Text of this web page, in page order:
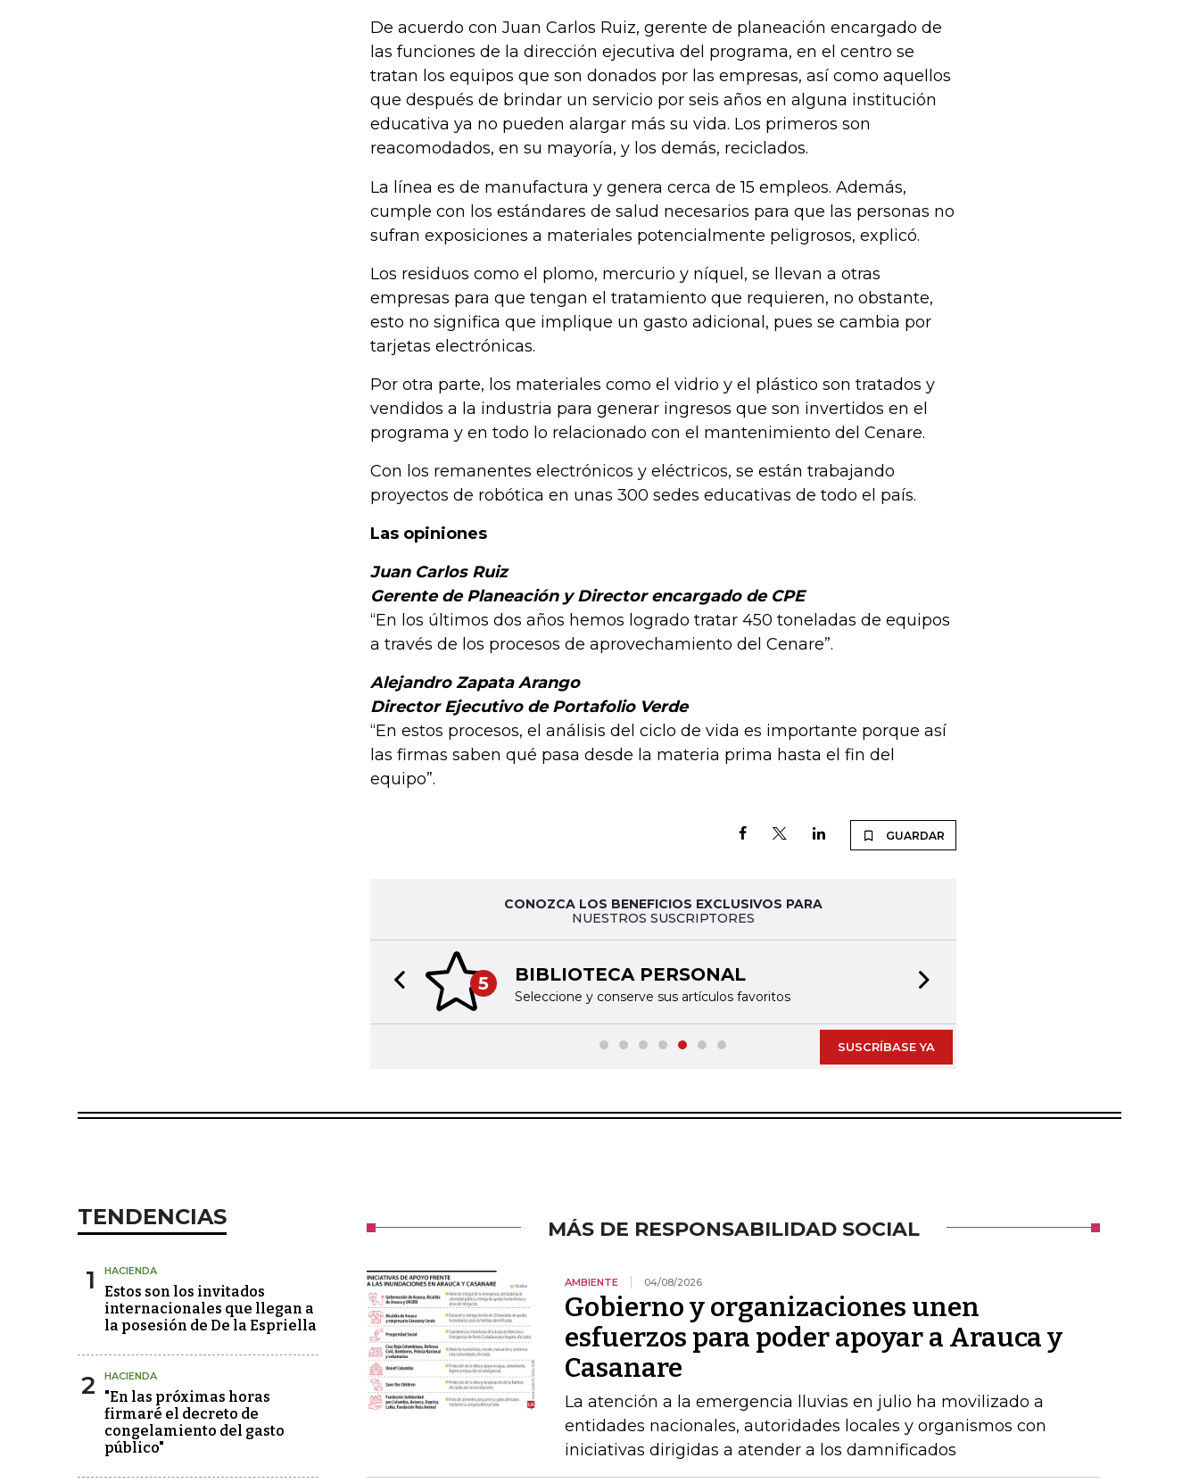
De acuerdo con Juan Carlos Ruiz, gerente de planeación encargado de
las funciones de la dirección ejecutiva del programa, en el centro se
tratan los equipos que son donados por las empresas, así como aquellos
que después de brindar un servicio por seis años en alguna institución
educativa ya no pueden alargar más su vida. Los primeros son
reacomodados, en su mayoría, y los demás, reciclados.
La línea es de manufactura y genera cerca de 15 empleos. Además,
cumple con los estándares de salud necesarios para que las personas no
sufran exposiciones a materiales potencialmente peligrosos, explicó.
Los residuos como el plomo, mercurio y níquel, se llevan a otras
empresas para que tengan el tratamiento que requieren, no obstante,
esto no significa que implique un gasto adicional, pues se cambia por
tarjetas electrónicas.
Por otra parte, los materiales como el vidrio y el plástico son tratados y
vendidos a la industria para generar ingresos que son invertidos en el
programa y en todo lo relacionado con el mantenimiento del Cenare.
Con los remanentes electrónicos y eléctricos, se están trabajando
proyectos de robótica en unas 300 sedes educativas de todo el país.
Las opiniones
Juan Carlos Ruiz
Gerente de Planeación y Director encargado de CPE
“En los últimos dos años hemos logrado tratar 450 toneladas de equipos
a través de los procesos de aprovechamiento del Cenare”.
Alejandro Zapata Arango
Director Ejecutivo de Portafolio Verde
“En estos procesos, el análisis del ciclo de vida es importante porque así
las firmas saben qué pasa desde la materia prima hasta el fin del
equipo”.
GUARDAR
CONOZCA LOS BENEFICIOS EXCLUSIVOS PARA
NUESTROS SUSCRIPTORES
5 BIBLIOTECA PERSONAL
Seleccione y conserve sus artículos favoritos
Previous slide
SUSCRÍBASE YA
TENDENCIAS
1 HACIENDA
Estos son los invitados
internacionales que llegan a
la posesión de De la Espriella
2 HACIENDA
"En las próximas horas
firmaré el decreto de
congelamiento del gasto
público"
MÁS DE RESPONSABILIDAD SOCIAL
AMBIENTE 04/08/2026
Gobierno y organizaciones unen
esfuerzos para poder apoyar a Arauca y
Casanare
La atención a la emergencia lluvias en julio ha movilizado a
entidades nacionales, autoridades locales y organismos con
iniciativas dirigidas a atender a los damnificados